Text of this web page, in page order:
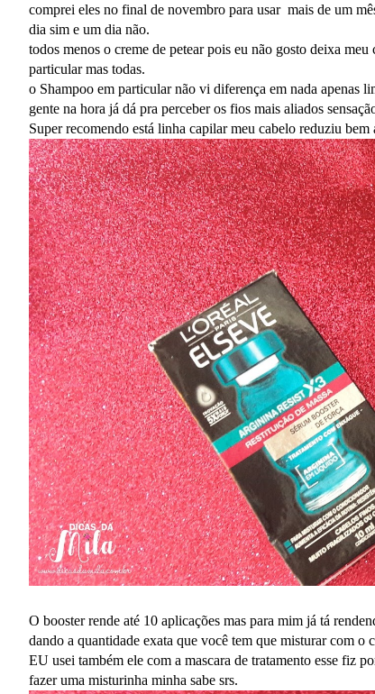
comprei eles no final de novembro para usar mais de um
dia sim e um dia não.
todos menos o creme de petear pois eu não gosto deixa
particular mas todas.
o Shampoo em particular não vi diferença em nada apenas
gente na hora já dá pra perceber os fios mais aliados
Super recomendo está linha capilar meu cabelo reduziu
O booster rende até 10 aplicações mas para mim já tá
dando a quantidade exata que você tem que misturar com o
EU usei também ele com a mascara de tratamento esse fiz
fazer uma misturinha minha sabe srs.